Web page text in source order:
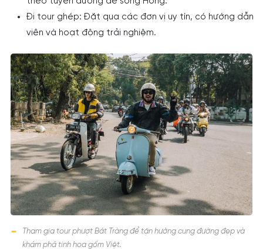
Đi tour ghép: Đặt qua các đơn vị uy tín, có hướng dẫn
viên và hoạt động trải nghiệm.
Tham gia tour phượt Bát Tràng để tận hưởng cung đường đẹp và
khám phá tinh hoa gốm Việt.